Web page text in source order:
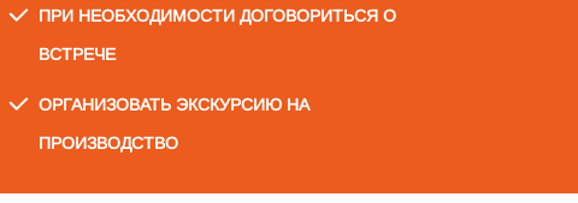
ПРИ НЕОБХОДИМОСТИ ДОГОВОРИТЬСЯ О
ВСТРЕЧЕ
ОРГАНИЗОВАТЬ ЭКСКУРСИЮ НА
ПРОИЗВОДСТВО